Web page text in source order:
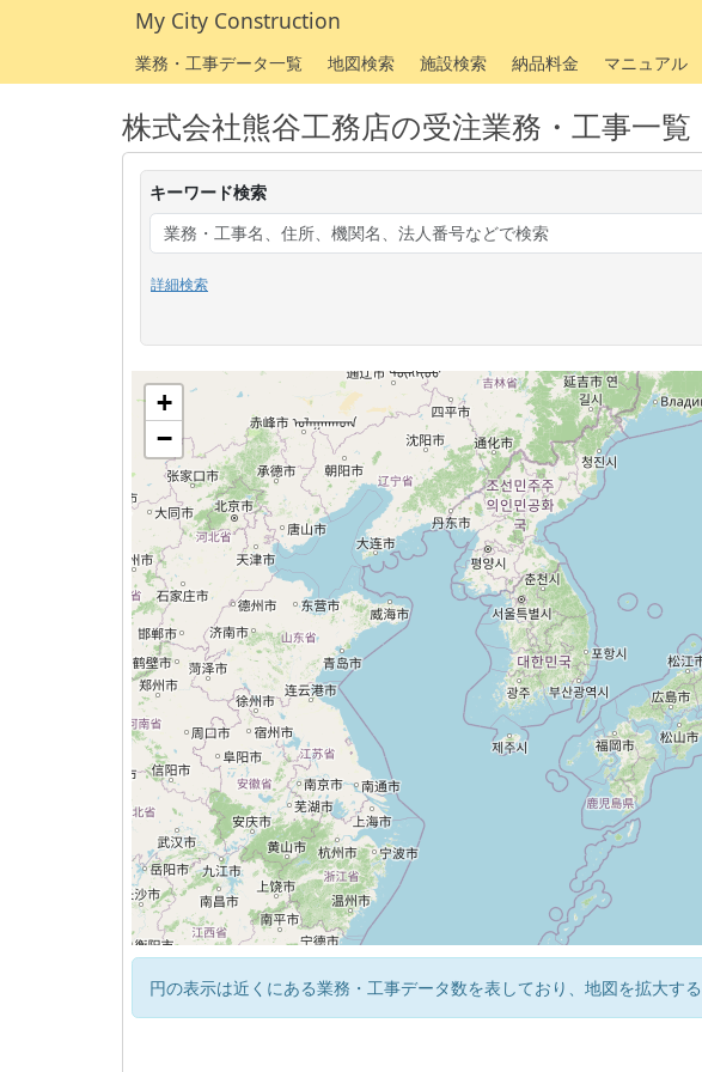
My City Construction
業務・工事データ一覧
地図検索 施設検索 納品料金 マニュアル
株式会社熊谷工務店の受注業務・工事一覧
キーワード検索
詳細検索
+
−
円の表示は近くにある業務・工事データ数を表しており、地図を拡大す